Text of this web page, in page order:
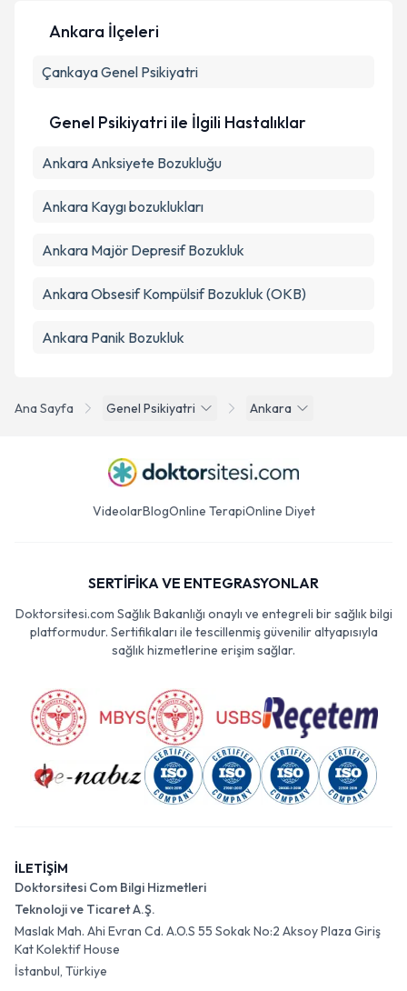
Kişisel verilerimin işlenmesine ilişkin
kapsamda işlenmesini kabul ediyorum.
Takvim Talebini Gönder
Ana Sayfa Genel Psikiyatri Ankara
Ankara İlçeleri
ÇankayaGenel Psikiyatri
Genel Psikiyatri ile İlgili Hastalıklar
Ankara Anksiyete Bozukluğu
Ankara Kaygı bozuklukları
Ankara Majör Depresif Bozukluk
Ankara Obsesif Kompülsif Bozukluk (OKB)
Ankara Panik Bozukluk
VideolarBlogOnline TerapiOnline Diyet
SERTİFİKA VE ENTEGRASYONLAR
Doktorsitesi.com Sağlık Bakanlığı onaylı ve entegreli bir sağlık bilgi
platformudur. Sertifikaları ile tescillenmiş güvenilir altyapısıyla
sağlık hizmetlerine erişim sağlar.
İLETİŞİM
Doktorsitesi Com Bilgi Hizmetleri
Teknoloji ve Ticaret A.Ş.
Maslak Mah. Ahi Evran Cd. A.O.S 55 Sokak No:2 Aksoy Plaza Giriş
Kat Kolektif House
İstanbul, Türkiye